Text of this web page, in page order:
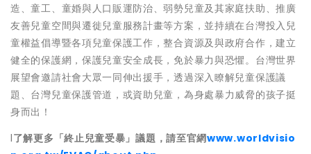
造、童工、童婚與人口販運防治、弱勢兒童及其家庭扶助、推廣
友善兒童空間與遷徙兒童服務計畫等方案，並持續在台灣投入兒
童權益倡導暨各項兒童保護工作，整合資源及與政府合作，建立
健全的保護網，保護兒童安全成長，免於暴力與恐懼。台灣世界
展望會邀請社會大眾一同伸出援手，透過深入瞭解兒童保護議
題、台灣兒童保護管道，或資助兒童，為身處暴力威脅的孩子挺
身而出！
l了解更多「終止兒童受暴」議題，請至官網www.worldvisio